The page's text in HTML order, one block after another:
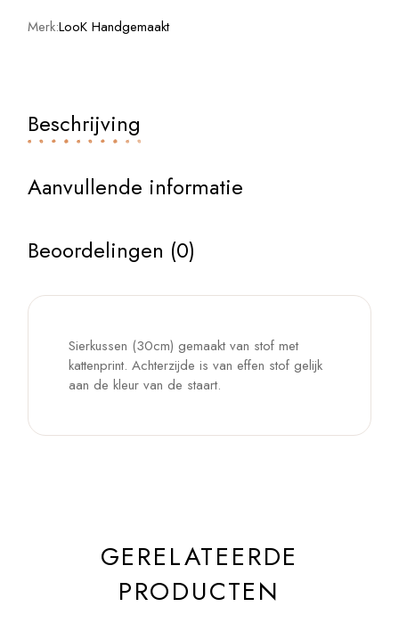
Merk:LooK Handgemaakt
Beschrijving
Aanvullende informatie
Beoordelingen (0)
Sierkussen (30cm) gemaakt van stof met
kattenprint. Achterzijde is van effen stof gelijk
aan de kleur van de staart.
GERELATEERDE
PRODUCTEN